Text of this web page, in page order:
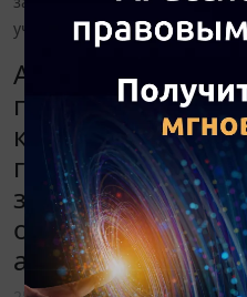
учете автономного
Автономное
перечислило
качестве
заказчику. Как
операцию в
автономного